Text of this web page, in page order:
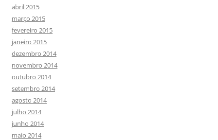
abril 2015
março 2015
fevereiro 2015
janeiro 2015
dezembro 2014
novembro 2014
outubro 2014
setembro 2014
agosto 2014
julho 2014
junho 2014
maio 2014